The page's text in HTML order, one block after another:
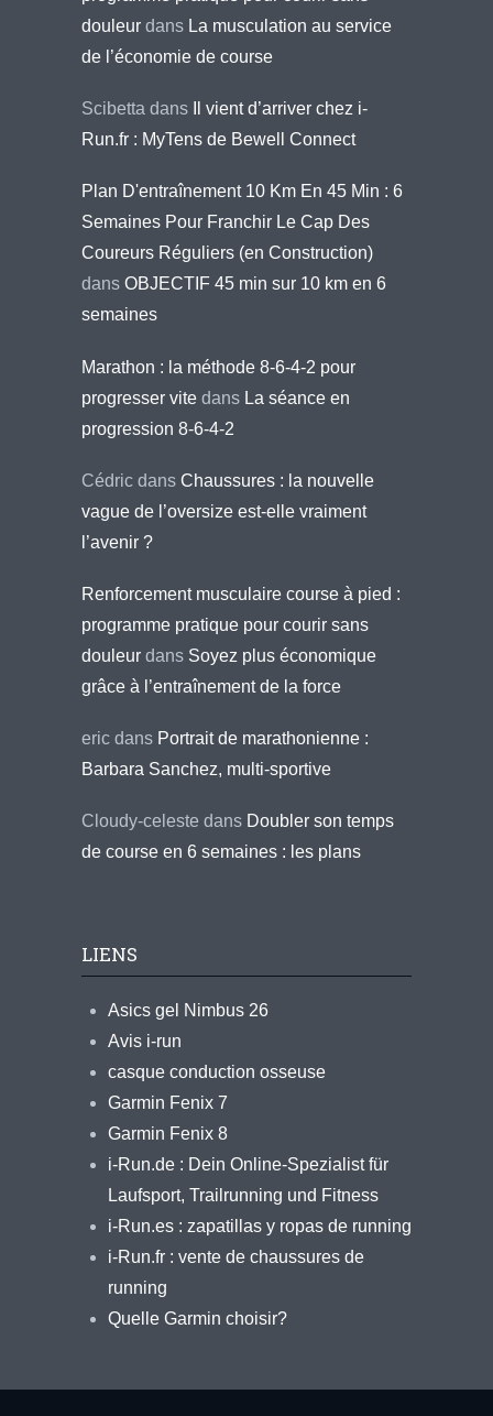
douleur dans La musculation au service
de l’économie de course
Scibetta dans
Il vient d’arriver chez i-
Run.fr : MyTens de Bewell Connect
Plan D'entraînement 10 Km En 45 Min : 6
Semaines Pour Franchir Le Cap Des
Coureurs Réguliers (en Construction)
dans OBJECTIF 45 min sur 10 km en 6
semaines
Marathon : la méthode 8-6-4-2 pour
progresser vite dans La séance en
progression 8-6-4-2
Cédric dans Chaussures : la nouvelle
vague de l’oversize est-elle vraiment
l’avenir ?
Renforcement musculaire course à pied :
programme pratique pour courir sans
douleur dans Soyez plus économique
grâce à l’entraînement de la force
eric dans Portrait de marathonienne :
Barbara Sanchez, multi-sportive
Cloudy-celeste dans Doubler son temps
de course en 6 semaines : les plans
LIENS
Asics gel Nimbus 26
Avis i-run
casque conduction osseuse
Garmin Fenix 7
Garmin Fenix 8
i-Run.de : Dein Online-Spezialist für
Laufsport, Trailrunning und Fitness
i-Run.es : zapatillas y ropas de running
i-Run.fr : vente de chaussures de
running
Quelle Garmin choisir?